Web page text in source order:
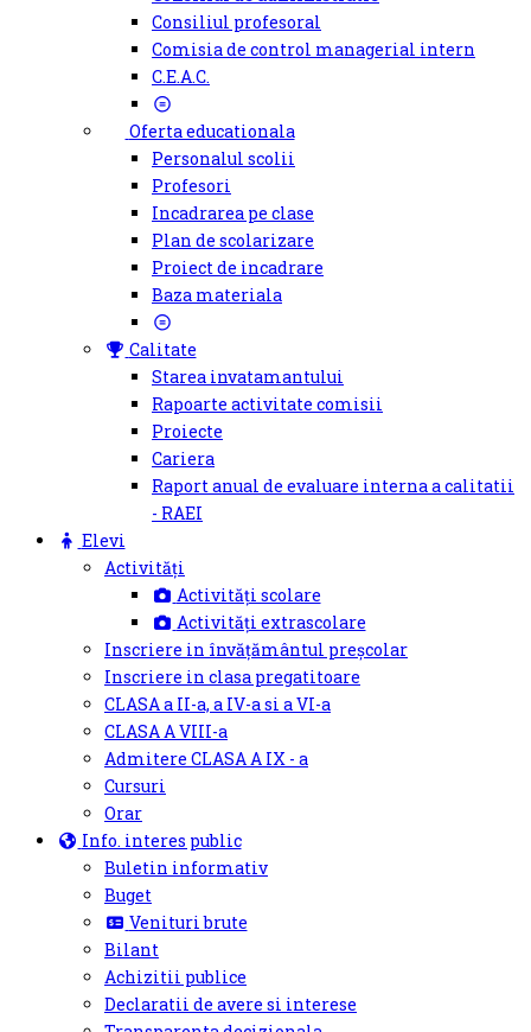
Consiliul profesoral
Comisia de control managerial intern
C.E.A.C.
Oferta educationala
Personalul scolii
Profesori
Incadrarea pe clase
Plan de scolarizare
Proiect de incadrare
Baza materiala
Calitate
Starea invatamantului
Rapoarte activitate comisii
Proiecte
Cariera
Raport anual de evaluare interna a calitatii
- RAEI
Elevi
Activități
Activități scolare
Activități extrascolare
Inscriere in învățământul preșcolar
Inscriere in clasa pregatitoare
CLASA a II-a, a IV-a si a VI-a
CLASA A VIII-a
Admitere CLASA A IX - a
Cursuri
Orar
Info. interes public
Buletin informativ
Buget
Venituri brute
Bilant
Achizitii publice
Declaratii de avere si interese